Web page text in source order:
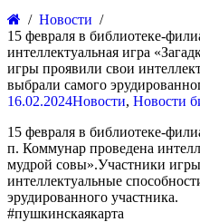
Новости
15 февраля в библиотеке-
интеллектуальная игра
игры проявили свои
выбрали самого
16.02.2024Новости, Новости
15 февраля в библиотеке-
п. Коммунар проведена
мудрой совы».Участники
интеллектуальные
эрудированного участника.
#пушкинскаякарта